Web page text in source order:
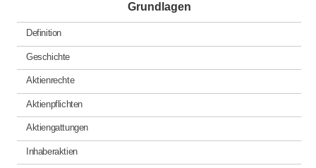
Grundlagen
Definition
Geschichte
Aktienrechte
Aktienpflichten
Aktiengattungen
Inhaberaktien